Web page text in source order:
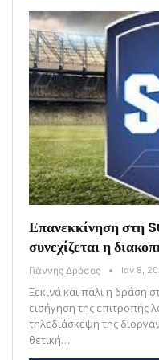
Επανεκκίνηση στη
συνεχίζεται η
Γιάννης Δρόσος Ιαν 8,
Ξεκινά και πάλι η δράση
εισήγηση της επιτροπής
τηλεδιάσκεψη της
θετική…